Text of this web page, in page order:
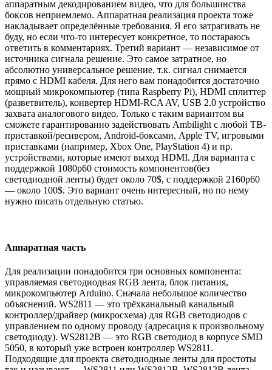
аппаратным декодированием видео, что для большинства
боксов неприемлемо. Аппаратная реализация проекта тоже
накладывает определённые требования. Я его затрагивать не
буду, но если что-то интересует конкретное, то постараюсь
ответить в комментариях. Третий вариант — независимое от
источника сигнала решение. Это самое затратное, но
абсолютно универсальное решение, т.к. сигнал снимается
прямо с HDMI кабеля. Для него вам понадобится достаточно
мощный микрокомпьютер (типа Raspberry Pi), HDMI сплиттер
(разветвитель), конвертер HDMI-RCA AV, USB 2.0 устройство
захвата аналогового видео. Только с таким вариантом вы
сможете гарантированно задействовать Ambilight с любой ТВ-
приставкой/ресивером, Android-боксами, Apple TV, игровыми
приставками (например, Xbox One, PlayStation 4) и пр.
устройствами, которые имеют выход HDMI. Для варианта с
поддержкой 1080p60 стоимость компонентов(без
светодиодной ленты) будет около 70$, с поддержкой 2160p60
— около 100$. Это вариант очень интересный, но по нему
нужно писать отдельную статью.
Аппаратная часть
Для реализации понадобится три основных компонента:
управляемая светодиодная RGB лента, блок питания,
микрокомпьютер Arduino. Сначала небольшое количество
объяснений. WS2811 — это трёхканальный канальный
контроллер/драйвер (микросхема) для RGB светодиодов с
управлением по одному проводу (адресация к произвольному
светодиоду). WS2812B — это RGB светодиод в корпусе SMD
5050, в который уже встроен контроллер WS2811.
Подходящие для проекта светодиодные ленты для простоты